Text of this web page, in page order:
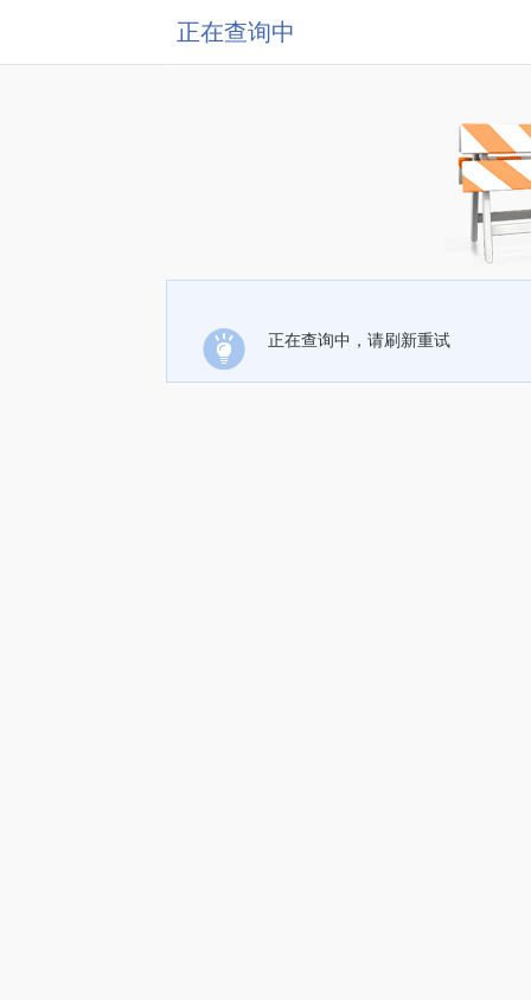
正在查询中
正在查询中，请刷新重试